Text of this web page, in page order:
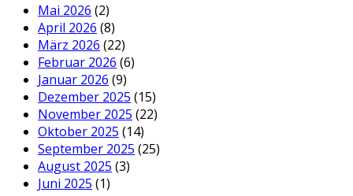
Mai 2026 (2)
April 2026 (8)
März 2026 (22)
Februar 2026 (6)
Januar 2026 (9)
Dezember 2025 (15)
November 2025 (22)
Oktober 2025 (14)
September 2025 (25)
August 2025 (3)
Juni 2025 (1)